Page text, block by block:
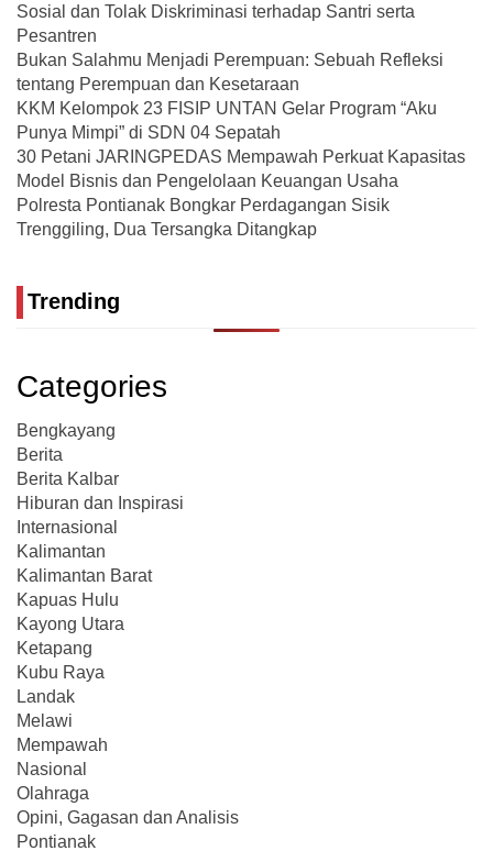
Sosial dan Tolak Diskriminasi terhadap Santri serta
Pesantren
Bukan Salahmu Menjadi Perempuan: Sebuah Refleksi
tentang Perempuan dan Kesetaraan
KKM Kelompok 23 FISIP UNTAN Gelar Program “Aku
Punya Mimpi” di SDN 04 Sepatah
30 Petani JARINGPEDAS Mempawah Perkuat Kapasitas
Model Bisnis dan Pengelolaan Keuangan Usaha
Polresta Pontianak Bongkar Perdagangan Sisik
Trenggiling, Dua Tersangka Ditangkap
Trending
Categories
Bengkayang
Berita
Berita Kalbar
Hiburan dan Inspirasi
Internasional
Kalimantan
Kalimantan Barat
Kapuas Hulu
Kayong Utara
Ketapang
Kubu Raya
Landak
Melawi
Mempawah
Nasional
Olahraga
Opini, Gagasan dan Analisis
Pontianak